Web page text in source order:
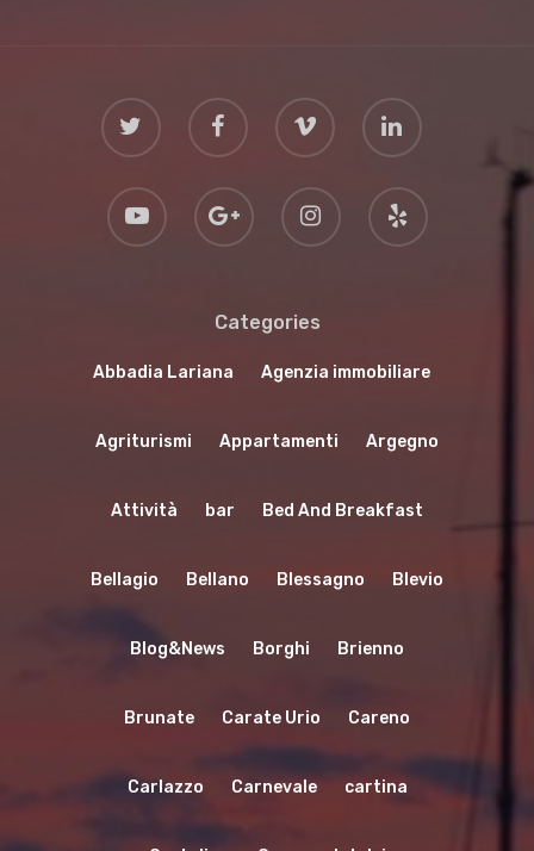
Categories
Abbadia Lariana Agenzia immobiliare
Agriturismi Appartamenti Argegno
Attività bar Bed And Breakfast
Bellagio Bellano Blessagno Blevio
Blog&News Borghi Brienno
Brunate Carate Urio Careno
Carlazzo Carnevale cartina